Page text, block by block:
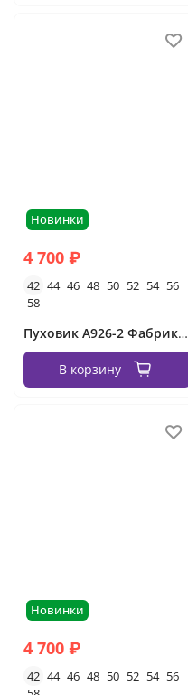
Новинки
4 700 ₽
42 44 46 48 50 52 54 56
58
Пуховик А926-2 Фабрика Моды
В корзину
Новинки
4 700 ₽
42 44 46 48 50 52 54 56